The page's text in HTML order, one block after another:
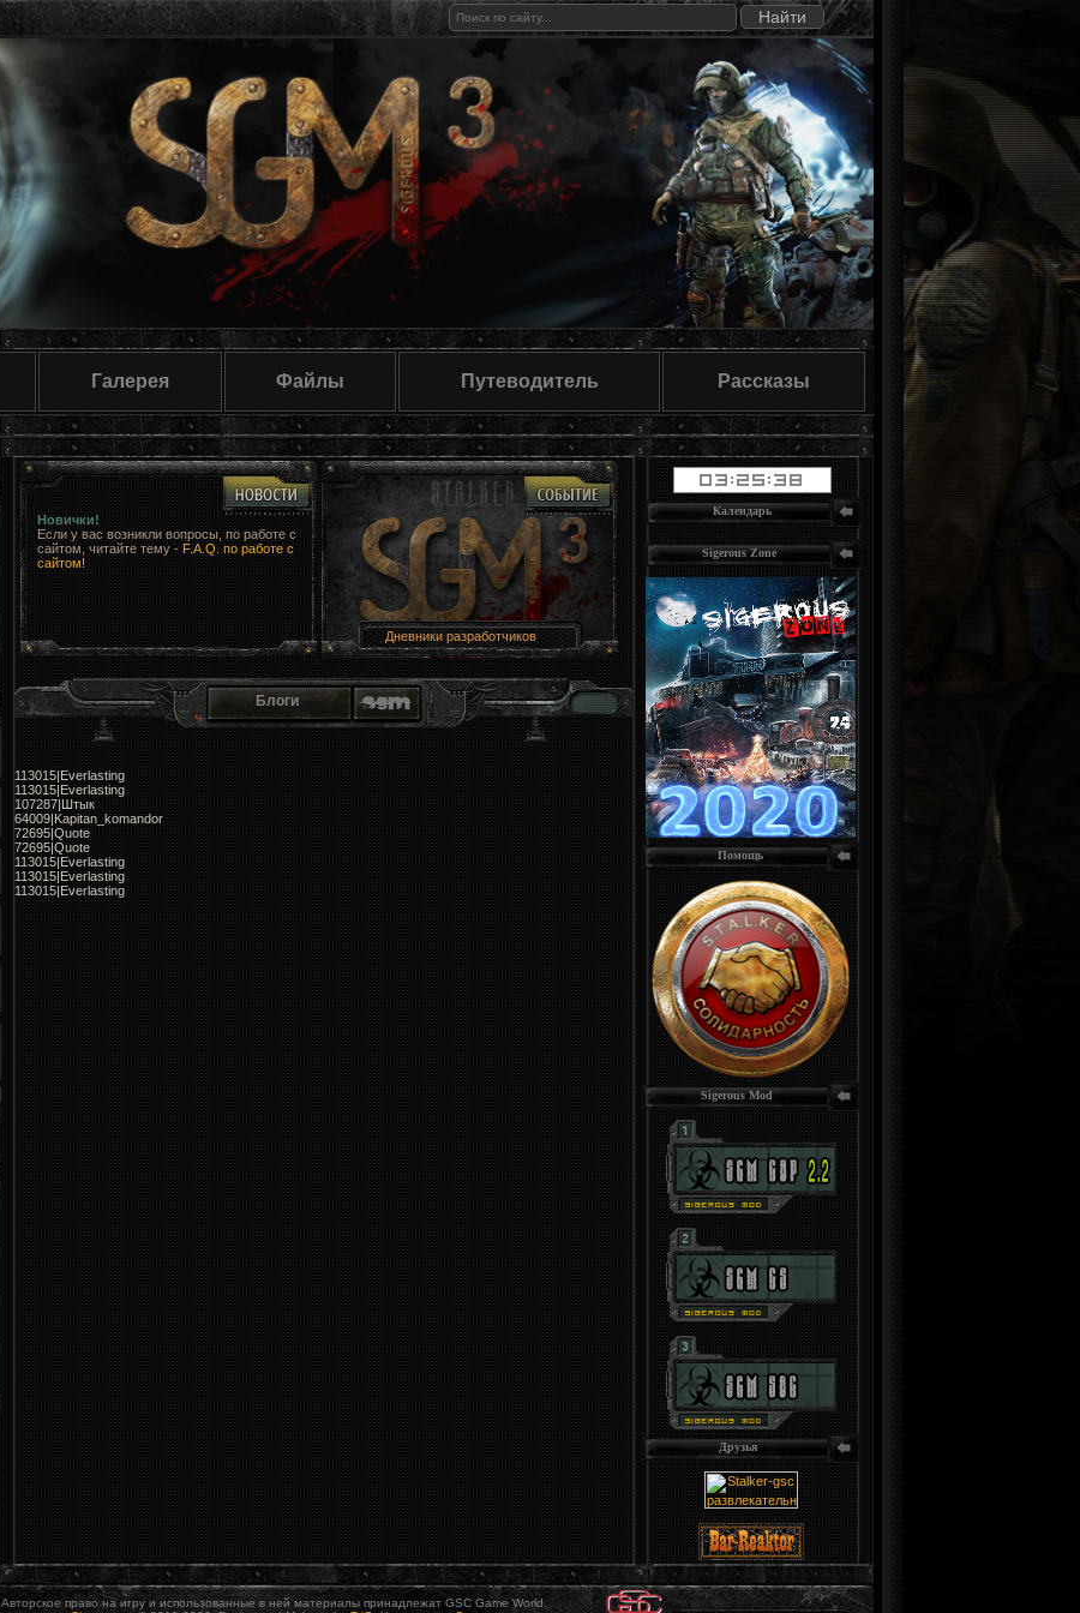
Галерея Файлы Путеводитель Рассказы
Новички!
Если у вас возникли вопросы, по работе с
сайтом, читайте тему - F.A.Q. по работе с
сайтом!
Дневники разработчиков
Блоги
113015|Everlasting
113015|Everlasting
107287|Штык
64009|Kapitan_komandor
72695|Quote
72695|Quote
113015|Everlasting
113015|Everlasting
113015|Everlasting
Календарь
Sigerous Zone
Помощь
Sigerous Mod
Друзья
Авторское право на игру и использованные в ней материалы принадлежат GSC Game World.